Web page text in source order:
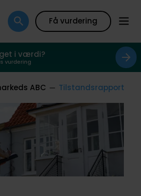
Få vurdering
i værdi?
vurdering
ABC Tilstandsrapport